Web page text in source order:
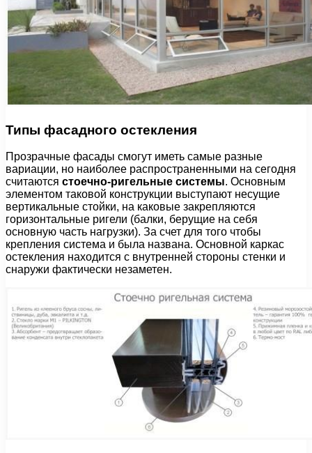
Типы фасадного остекления
Прозрачные фасады смогут иметь самые разные
вариации, но наиболее распространенными на сегодня
считаются стоечно-ригельные системы. Основным
элементом таковой конструкции выступают несущие
вертикальные стойки, на каковые закрепляются
горизонтальные ригели (балки, берущие на себя
основную часть нагрузки). За счет для того чтобы
крепления система и была названа. Основной каркас
остекления находится с внутренней стороны стенки и
снаружи фактически незаметен.